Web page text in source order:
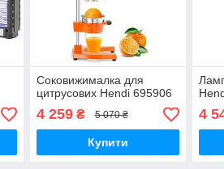
Соковижималка для
цитрусових Hendi 695906
4 259₴ 5 070 ₴
Купити
4